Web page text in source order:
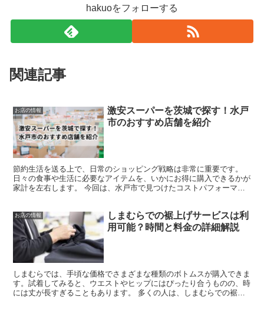
hakuoをフォローする
関連記事
お店の情報
激安スーパーを茨城で探す！水戸
市のおすすめ店舗を紹介
節約生活を送る上で、日常のショッピング戦略は非常に重要です。
日々の食事や生活に必要なアイテムを、いかにお得に購入できるかが
家計を左右します。 今回は、水戸市で見つけたコストパフォーマン
お店の情報
しまむらでの裾上げサービスは利
用可能？時間と料金の詳細解説
しまむらでは、手頃な価格でさまざまな種類のボトムスが購入できま
す。試着してみると、ウエストやヒップにはぴったり合うものの、時
には丈が長すぎることもあります。 多くの人は、しまむらでの裾上